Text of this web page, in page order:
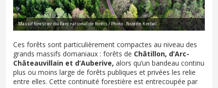
Massif forestier du Parc national de forêts / Photo : Rozenn Krebel
Ces forêts sont particulièrement compactes au niveau des
grands massifs domaniaux : forêts de Châtillon, d’Arc-
Châteauvillain et d’Auberive, alors qu’un bandeau continu
plus ou moins large de forêts publiques et privées les relie
entre elles. Cette continuité forestière est entrecoupée par